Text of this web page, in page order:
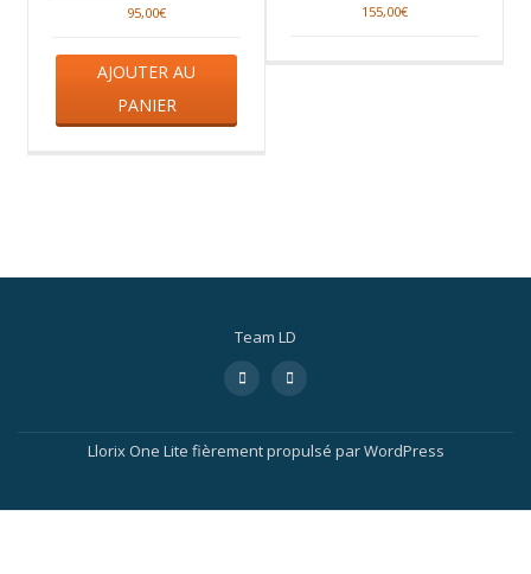
95,00€
AJOUTER AU
PANIER
155,00€
Team LD
Llorix One Lite fièrement propulsé parWordPress